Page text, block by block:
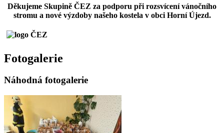
Děkujeme Skupině ČEZ za podporu při rozsvícení vánočního
stromu a nové výzdoby našeho kostela v obci Horní Újezd.
Fotogalerie
Náhodná fotogalerie